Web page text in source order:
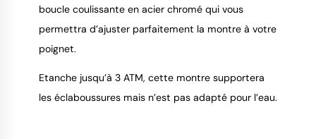
boucle coulissante en acier chromé qui vous
permettra d’ajuster parfaitement la montre à votre
poignet.
Etanche jusqu’à 3 ATM, cette montre supportera
les éclaboussures mais n’est pas adapté pour l’eau.